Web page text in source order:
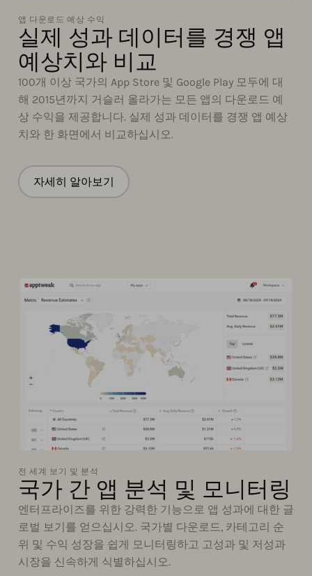
앱 다운로드 예상 수익
실제 성과 데이터를 경쟁 앱
예상치와 비교
100개 이상 국가의 App Store 및 Google Play 모두에 대
해 2015년까지 거슬러 올라가는 모든 앱의 다운로드 예
상 수익을 제공합니다. 실제 성과 데이터를 경쟁 앱 예상
치와 한 화면에서 비교하십시오.
자세히 알아보기
전 세계 보기 및 분석
국가 간 앱 분석 및 모니터링
엔터프라이즈를 위한 강력한 기능으로 앱 성과에 대한 글
로벌 보기를 얻으십시오. 국가별 다운로드, 카테고리 순
위 및 수익 성장을 쉽게 모니터링하고 고성과 및 저성과
시장을 신속하게 식별하십시오.